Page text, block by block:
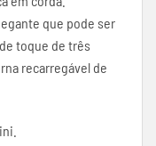
que pode ser
toque de três
recarregável de